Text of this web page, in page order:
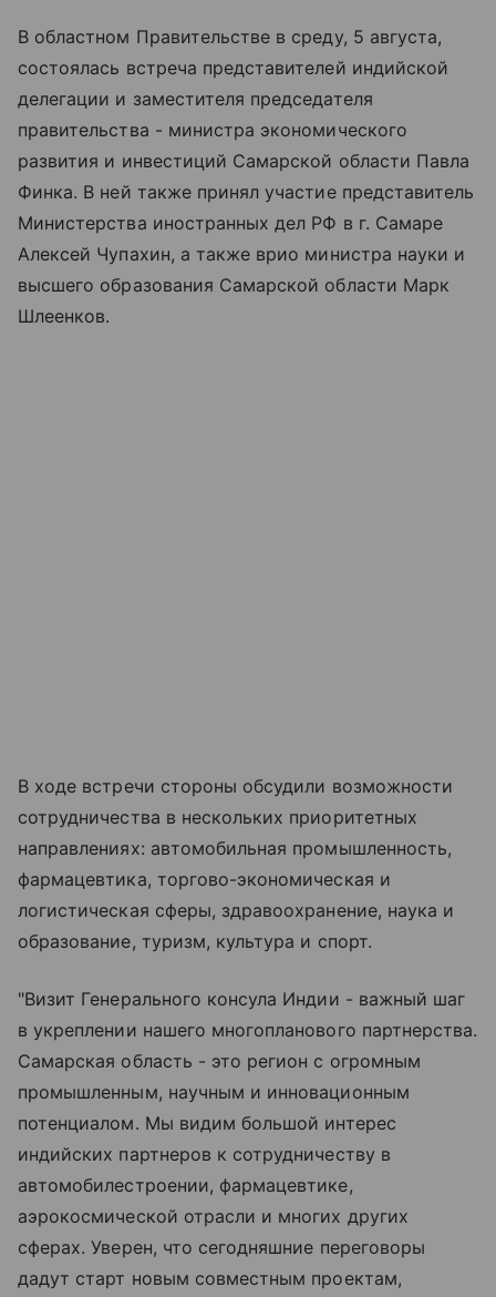
В областном Правительстве в среду, 5 августа,
состоялась встреча представителей индийской
делегации и заместителя председателя
правительства - министра экономического
развития и инвестиций Самарской области Павла
Финка. В ней также принял участие представитель
Министерства иностранных дел РФ в г. Самаре
Алексей Чупахин, а также врио министра науки и
высшего образования Самарской области Марк
Шлеенков.
В ходе встречи стороны обсудили возможности
сотрудничества в нескольких приоритетных
направлениях: автомобильная промышленность,
фармацевтика, торгово-экономическая и
логистическая сферы, здравоохранение, наука и
образование, туризм, культура и спорт.
"Визит Генерального консула Индии - важный шаг
в укреплении нашего многопланового партнерства.
Самарская область - это регион с огромным
промышленным, научным и инновационным
потенциалом. Мы видим большой интерес
индийских партнеров к сотрудничеству в
автомобилестроении, фармацевтике,
аэрокосмической отрасли и многих других
сферах. Уверен, что сегодняшние переговоры
дадут старт новым совместным проектам,